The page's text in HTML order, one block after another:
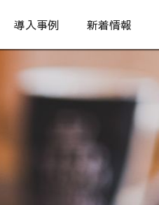
導入事例 新着情報